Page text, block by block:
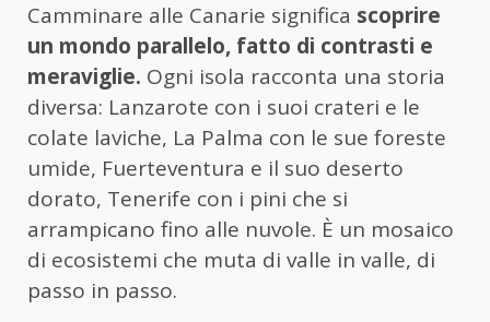
Camminare alle Canarie significa scoprire
un mondo parallelo, fatto di contrasti e
meraviglie. Ogni isola racconta una storia
diversa: Lanzarote con i suoi crateri e le
colate laviche, La Palma con le sue foreste
umide, Fuerteventura e il suo deserto
dorato, Tenerife con i pini che si
arrampicano fino alle nuvole. È un mosaico
di ecosistemi che muta di valle in valle, di
passo in passo.